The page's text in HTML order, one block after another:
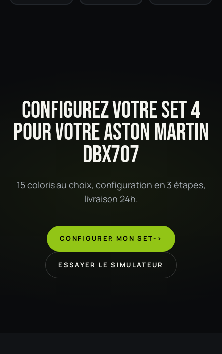
CONFIGUREZ VOTRE SET 4
POUR VOTRE ASTON MARTIN
DBX707
15 coloris au choix, configuration en 3 étapes,
livraison 24h.
CONFIGURER MON SET->
ESSAYER LE SIMULATEUR